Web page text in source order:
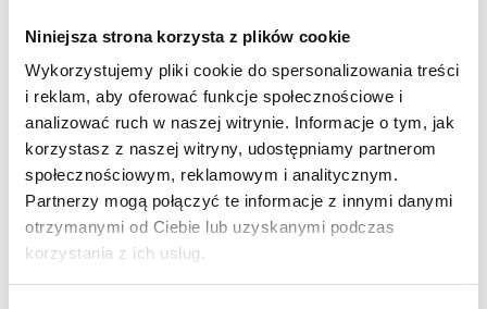
Niniejsza strona korzysta z plików cookie
Wykorzystujemy pliki cookie do spersonalizowania treści
i reklam, aby oferować funkcje społecznościowe i
analizować ruch w naszej witrynie. Informacje o tym, jak
korzystasz z naszej witryny, udostępniamy partnerom
społecznościowym, reklamowym i analitycznym.
Partnerzy mogą połączyć te informacje z innymi danymi
otrzymanymi od Ciebie lub uzyskanymi podczas
korzystania z ich usług.
master WMF
Akcesoria WMF
WMF
Zobacz wszystkie
Promocje
Nowości
Zestawy
Szukaj
Czym charakteryzuje się okap